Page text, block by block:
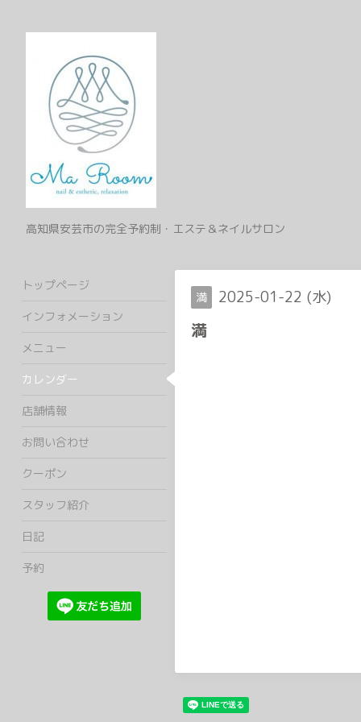
高知県安芸市の完全予約制・エステ＆ネイルサロン
満 2025-01-22 (水)
満
トップページ
インフォメーション
メニュー
カレンダー
店舗情報
お問い合わせ
クーポン
スタッフ紹介
日記
予約